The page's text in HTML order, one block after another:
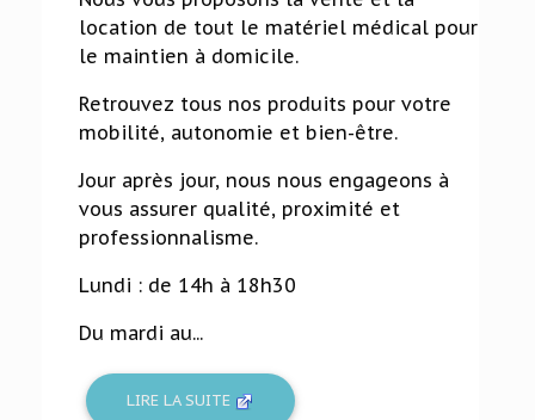
location de tout le matériel médical pour
le maintien à domicile.
Retrouvez tous nos produits pour votre
mobilité, autonomie et bien-être.
Jour après jour, nous nous engageons à
vous assurer qualité, proximité et
professionnalisme.
Lundi : de 14h à 18h30
Du mardi au...
LIRE LA SUITE